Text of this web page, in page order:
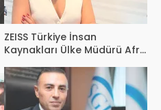
ZEISS Türkiye İnsan
Kaynakları Ülke Müdürü Afra